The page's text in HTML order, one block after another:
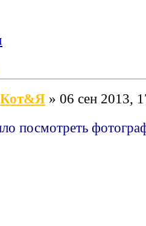
Кот&Я » 06 сен 2013,
посмотреть